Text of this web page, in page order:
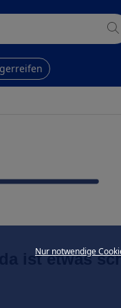
Nur notwendige
da ist etwas